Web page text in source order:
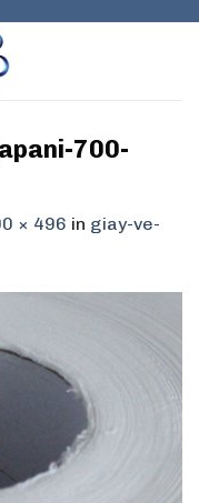
700-
× 496 in giay-ve-